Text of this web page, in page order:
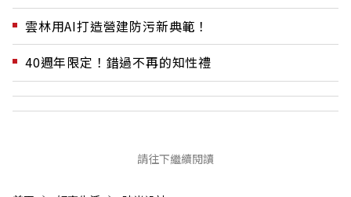
雲林用AI打造營建防污新典範！
40週年限定！錯過不再的知性禮
請往下繼續閱讀